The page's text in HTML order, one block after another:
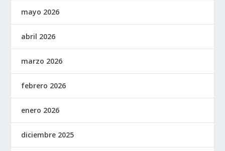
mayo 2026
abril 2026
marzo 2026
febrero 2026
enero 2026
diciembre 2025